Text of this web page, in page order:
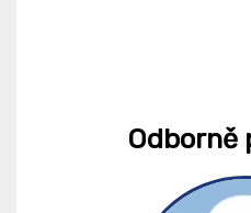
Odborně